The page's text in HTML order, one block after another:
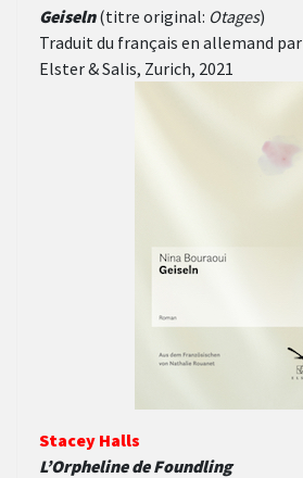
Geiseln(titre original: Otages)
Traduit du français en allemand par
Elster & Salis, Zurich, 2021
Stacey Halls
L’Orpheline de Foundling